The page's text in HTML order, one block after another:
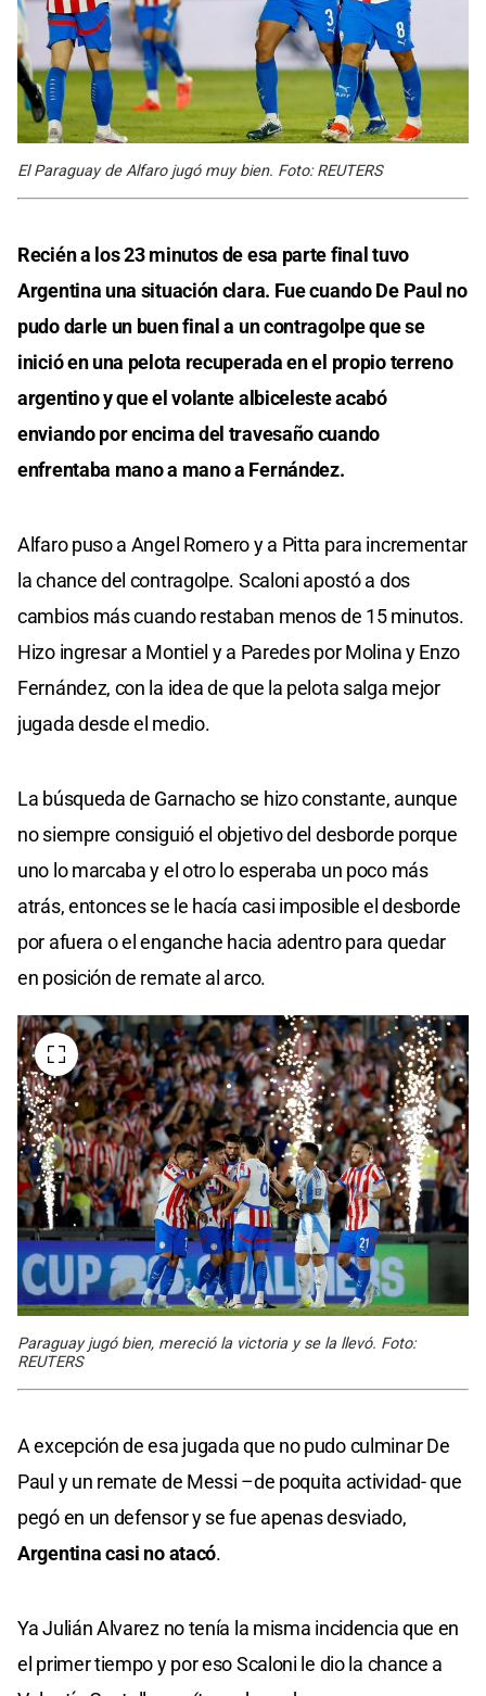
El Paraguay de Alfaro jugó muy bien. Foto: REUTERS
Recién a los 23 minutos de esa parte final tuvo
Argentina una situación clara. Fue cuando De Paul no
pudo darle un buen final a un contragolpe que se
inició en una pelota recuperada en el propio terreno
argentino y que el volante albiceleste acabó
enviando por encima del travesaño cuando
enfrentaba mano a mano a Fernández.
Alfaro puso a Angel Romero y a Pitta para incrementar
la chance del contragolpe. Scaloni apostó a dos
cambios más cuando restaban menos de 15 minutos.
Hizo ingresar a Montiel y a Paredes por Molina y Enzo
Fernández, con la idea de que la pelota salga mejor
jugada desde el medio.
La búsqueda de Garnacho se hizo constante, aunque
no siempre consiguió el objetivo del desborde porque
uno lo marcaba y el otro lo esperaba un poco más
atrás, entonces se le hacía casi imposible el desborde
por afuera o el enganche hacia adentro para quedar
en posición de remate al arco.
Paraguay jugó bien, mereció la victoria y se la llevó. Foto:
REUTERS
A excepción de esa jugada que no pudo culminar De
Paul y un remate de Messi –de poquita actividad- que
pegó en un defensor y se fue apenas desviado,
Argentina casi no atacó.
Ya Julián Alvarez no tenía la misma incidencia que en
el primer tiempo y por eso Scaloni le dio la chance a